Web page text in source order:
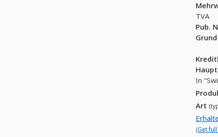
TVA
Pub.
In
Art
(Get